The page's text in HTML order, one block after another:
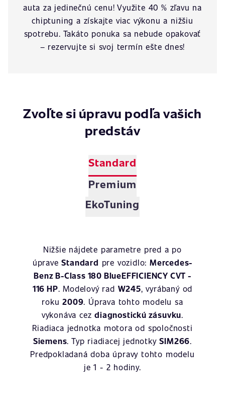
auta za jedinečnú cenu! Využite 40 % zľavu na
chiptuning a získajte viac výkonu a nižšiu
spotrebu. Takáto ponuka sa nebude opakovať
– rezervujte si svoj termín ešte dnes!
Zvoľte si úpravu podľa vašich
predstáv
Standard
Premium
EkoTuning
Nižšie nájdete parametre pred a po
úpraveStandard pre vozidlo: Mercedes-
Benz B-Class 180 BlueEFFICIENCY CVT -
116 HP. Modelový rad W245, vyrábaný od
roku2009. Úprava tohto modelu sa
vykonáva cezdiagnostickú zásuvku.
Riadiaca jednotka motora od spoločnosti
Siemens. Typ riadiacej jednotkySIM266.
Predpokladaná doba úpravy tohto modelu
je 1 - 2 hodiny.